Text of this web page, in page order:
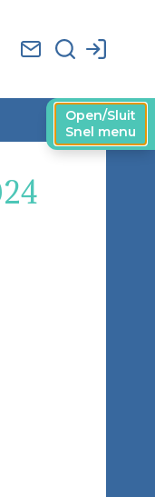
Open/Sluit
Snel menu